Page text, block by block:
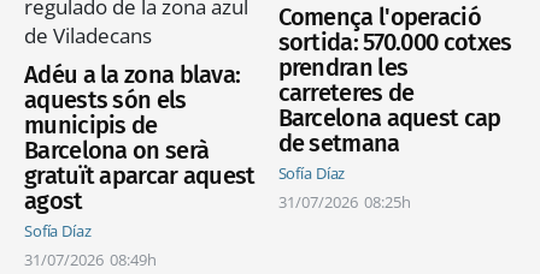
Adéu a la zona blava:
aquests són els
municipis de
Barcelona on serà
gratuït aparcar aquest
agost
Sofía Díaz
31/07/2026 08:49h
Comença l'operació
sortida: 570.000 cotxes
prendran les
carreteres de
Barcelona aquest cap
de setmana
Sofía Díaz
31/07/2026 08:25h